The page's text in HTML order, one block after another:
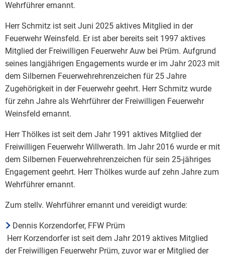
Wehrführer ernannt.
Herr Schmitz ist seit Juni 2025 aktives Mitglied in der
Feuerwehr Weinsfeld. Er ist aber bereits seit 1997 aktives
Mitglied der Freiwilligen Feuerwehr Auw bei Prüm. Aufgrund
seines langjährigen Engagements wurde er im Jahr 2023 mit
dem Silbernen Feuerwehrehrenzeichen für 25 Jahre
Zugehörigkeit in der Feuerwehr geehrt. Herr Schmitz wurde
für zehn Jahre als Wehrführer der Freiwilligen Feuerwehr
Weinsfeld ernannt.
Herr Thölkes ist seit dem Jahr 1991 aktives Mitglied der
Freiwilligen Feuerwehr Willwerath. Im Jahr 2016 wurde er mit
dem Silbernen Feuerwehrehrenzeichen für sein 25-jähriges
Engagement geehrt. Herr Thölkes wurde auf zehn Jahre zum
Wehrführer ernannt.
Zum stellv. Wehrführer ernannt und vereidigt wurde:
Dennis Korzendorfer, FFW Prüm
Herr Korzendorfer ist seit dem Jahr 2019 aktives Mitglied
der Freiwilligen Feuerwehr Prüm, zuvor war er Mitglied der